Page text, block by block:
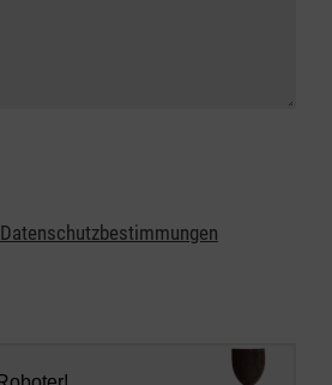
Datenschutzbestimmungen